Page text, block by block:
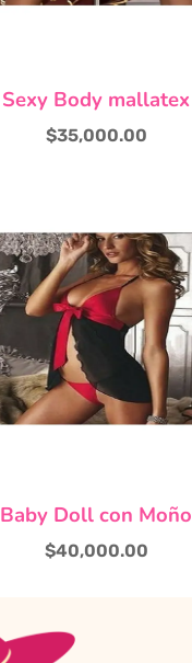
Sexy Body mallatex
$35,000.00
Baby Doll con Moño
$40,000.00